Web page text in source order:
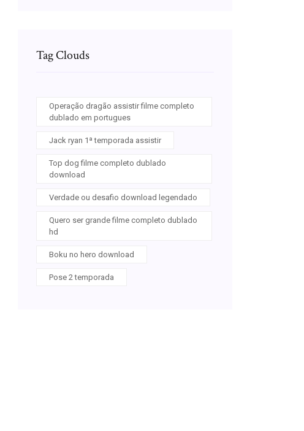
Tag Clouds
Operação dragão assistir filme completo
dublado em portugues
Jack ryan 1ª temporada assistir
Top dog filme completo dublado
download
Verdade ou desafio download legendado
Quero ser grande filme completo dublado
hd
Boku no hero download
Pose 2 temporada